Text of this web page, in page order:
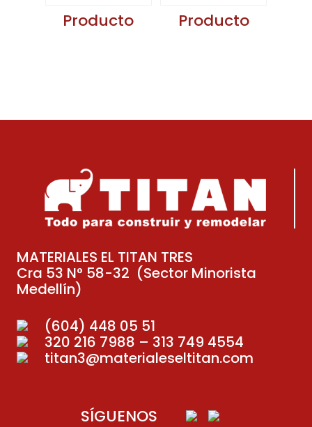
Producto Producto
MATERIALES EL TITAN TRES
Cra 53 N° 58-32 (Sector Minorista
Medellín)
(604) 448 05 51
320 216 7988 – 313 749 4554
titan3@materialeseltitan.com
SÍGUENOS